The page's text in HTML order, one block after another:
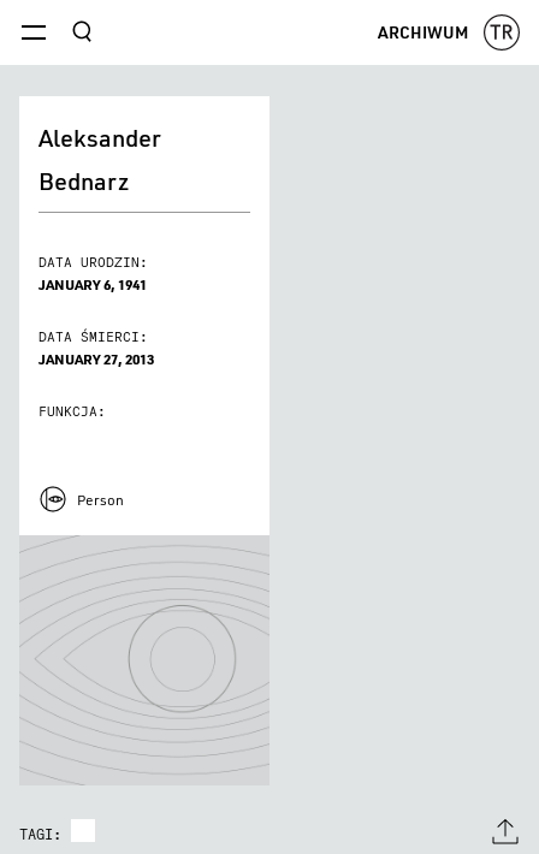
menu szukaj ARCHIWUM
Aleksander
Bednarz
DATA URODZIN:
JANUARY 6, 1941
DATA ŚMIERCI:
JANUARY 27, 2013
FUNKCJA:
Person
TAGI: